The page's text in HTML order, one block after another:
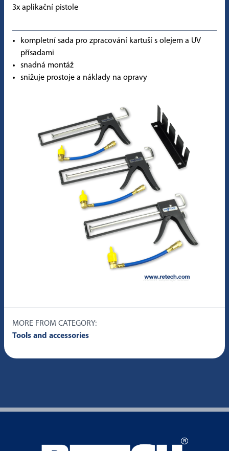
3x aplikační pistole
kompletní sada pro zpracování kartuší s olejem a UV
přísadami
snadná montáž
snižuje prostoje a náklady na opravy
MORE FROM CATEGORY:
Tools and accessories